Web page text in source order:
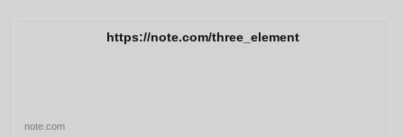
https://note.com/three_element
note.com